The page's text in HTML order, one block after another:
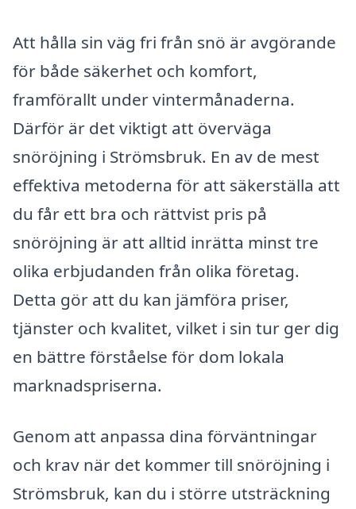
Att hålla sin väg fri från snö är avgörande
för både säkerhet och komfort,
framförallt under vintermånaderna.
Därför är det viktigt att överväga
snöröjning i Strömsbruk. En av de mest
effektiva metoderna för att säkerställa att
du får ett bra och rättvist pris på
snöröjning är att alltid inrätta minst tre
olika erbjudanden från olika företag.
Detta gör att du kan jämföra priser,
tjänster och kvalitet, vilket i sin tur ger dig
en bättre förståelse för dom lokala
marknadspriserna.
Genom att anpassa dina förväntningar
och krav när det kommer till snöröjning i
Strömsbruk, kan du i större utsträckning